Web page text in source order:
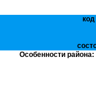
Особенности района: